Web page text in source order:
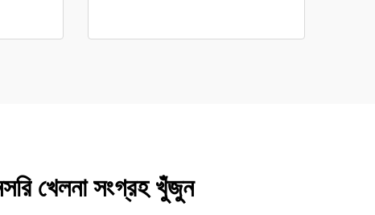
খেলনা সংগ্রহ খুঁজুন